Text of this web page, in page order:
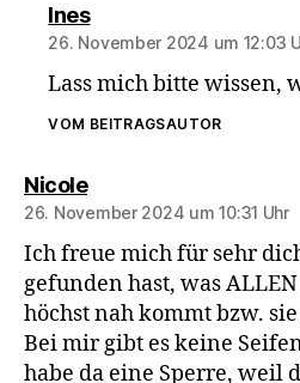
Inessagt:
26. November 2024 um 12:03
Lass mich bitte wissen,
VOM BEITRAGSAUTOR
Nicolesagt:
26. November 2024 um 10:31 Uhr
Ich freue mich für sehr
gefunden hast, was
höchst nah kommt bzw.
Bei mir gibt es keine
habe da eine Sperre, weil